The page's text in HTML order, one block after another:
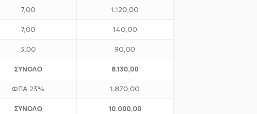
7,00 1.120,00
7,00 140,00
3,00 90,00
ΣΥΝΟΛΟ 8.130,00
ΦΠΑ 23% 1.870,00
ΣΥΝΟΛΟ 10.000,00